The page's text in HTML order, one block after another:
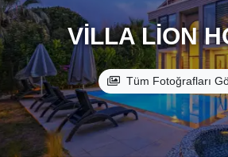
VILLA LION
Tüm Fotoğrafları